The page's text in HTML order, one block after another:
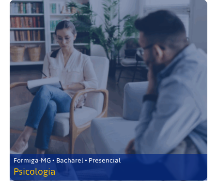
Formiga-MG • Bacharel • Presencial
Psicologia